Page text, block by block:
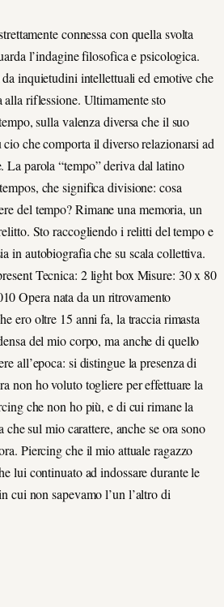
connessa con quella svolta
l’indagine filosofica e psicologica.
inquietudini intellettuali ed emotive che
alla riflessione. Ultimamente sto
sulla valenza diversa che il suo
che comporta il diverso relazionarsi ad
La parola “tempo” deriva dal latino
che significa divisione: cosa
del tempo? Rimane una memoria, un
Sto raccogliendo i relitti del tempo e
in autobiografia che su scala collettiva.
Tecnica: 2 light box Misure: 30 x 80
Opera nata da un ritrovamento
ero oltre 15 anni fa, la traccia rimasta
del mio corpo, ma anche di quello
all’epoca: si distingue la presenza di
non ho voluto togliere per effettuare la
che non ho più, e di cui rimane la
sul mio carattere, anche se ora sono
Piercing che il mio attuale ragazzo
lui continuato ad indossare durante le
cui non sapevamo l’un l’altro di